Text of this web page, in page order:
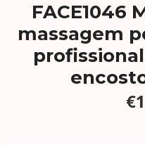
FACE1046
massagem